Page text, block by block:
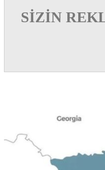
SİZİN